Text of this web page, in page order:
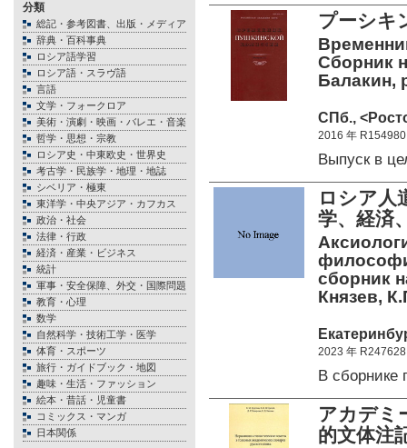
分類
総記・参考図書、出版・メディア
辞典・百科事典
ロシア語学習
ロシア語・スラヴ語
言語
文学・フォークロア
美術・演劇・映画・バレエ・音楽
哲学・思想・宗教
ロシア史・中東欧史・世界史
考古学・民族学・地理・地誌
シベリア・極東
東洋学・中央アジア・カフカス
政治・社会
法律・行政
経済・産業・ビジネス
統計
軍事・安全保障、外交・国際問題
教育・心理
数学
自然科学・技術工学・医学
体育・スポーツ
旅行・ガイドブック・地図
趣味・生活・ファッション
絵本・昔話・児童書
コミックス・マンガ
日本関係
プーシ
Сборник
Балакин,
СПб.,
2016 年 R154980
Выпуск в
ロシア人
学、経済
сборник
Князев,
2023 年 R247628
В сборнике
アカデミ
的文体